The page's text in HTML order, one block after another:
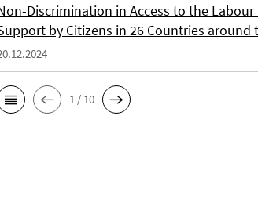
Discrimination in Access to the
by Citizens in 26 Countries around
1 / 10